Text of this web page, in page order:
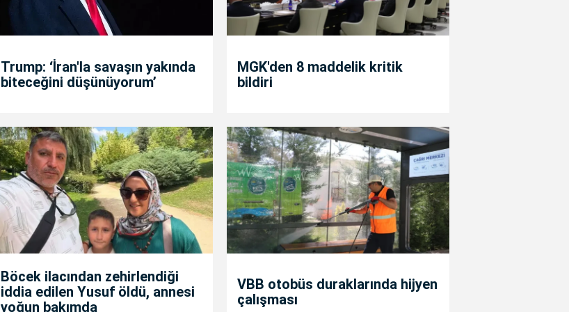
Trump: ‘İran'la savaşın yakında
biteceğini düşünüyorum’
MGK'den 8 maddelik kritik
bildiri
Böcek ilacından zehirlendiği
iddia edilen Yusuf öldü, annesi
yoğun bakımda
VBB otobüs duraklarında hijyen
çalışması